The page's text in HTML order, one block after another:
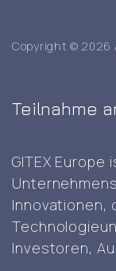
Copyright © 2026
Teilnahme
GITEX
Innovationen,
Investoren,